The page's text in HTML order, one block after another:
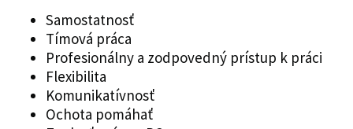
Samostatnosť
Tímová práca
Profesionálny a zodpovedný prístup k práci
Flexibilita
Komunikatívnosť
Ochota pomáhať